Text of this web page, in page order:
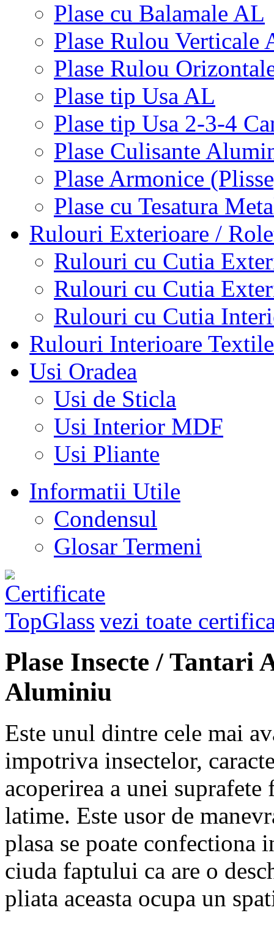
Plase cu Balamale AL
Plase Rulou Verticale
Plase Rulou
Plase tip Usa AL
Plase tip Usa 2-3-4
Plase Culisante
Plase Armonice
Plase cu Tesatura
Rulouri Exterioare /
Rulouri cu Cutia
Rulouri cu Cutia
Rulouri cu Cutia
Rulouri Interioare Textile
Usi Oradea
Usi de Sticla
Usi Interior MDF
Usi Pliante
Informatii Utile
Condensul
Glosar Termeni
vezi toate
Plase Insecte / Tantari
Aluminiu
Este unul dintre cele mai
impotriva insectelor,
acoperirea a unei
latime. Este usor de
plasa se poate confectiona
ciuda faptului ca are o
pliata aceasta ocupa un